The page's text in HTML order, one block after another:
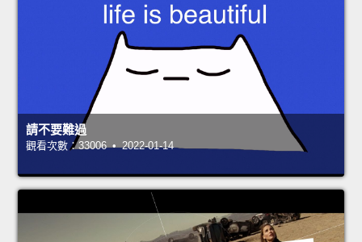
請不要難過
觀看次數：33006 • 2022-01-14